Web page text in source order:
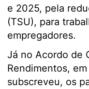
e 2025, pela
(TSU), para
empregadores.
Já no Acordo de
Rendimentos,
subscreveu, os